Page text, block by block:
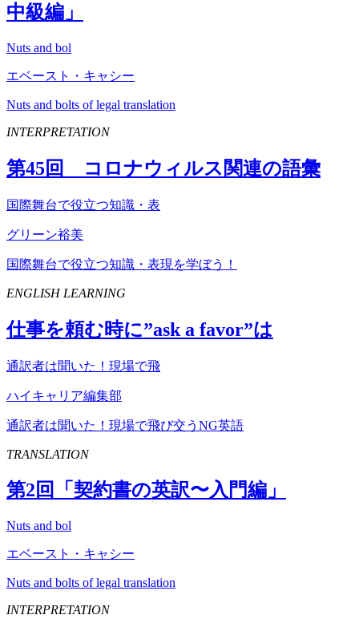
中級編」
Nuts and bol
エベースト・キャシー
Nuts and bolts of legal translation
INTERPRETATION
第45回 コロナウィルス関連の語彙
国際舞台で役立つ知識・表
グリーン裕美
国際舞台で役立つ知識・表現を学ぼう！
ENGLISH LEARNING
仕事を頼む時に”ask a favor”は
通訳者は聞いた！現場で飛
ハイキャリア編集部
通訳者は聞いた！現場で飛び交うNG英語
TRANSLATION
第2回「契約書の英訳〜入門編」
Nuts and bol
エベースト・キャシー
Nuts and bolts of legal translation
INTERPRETATION